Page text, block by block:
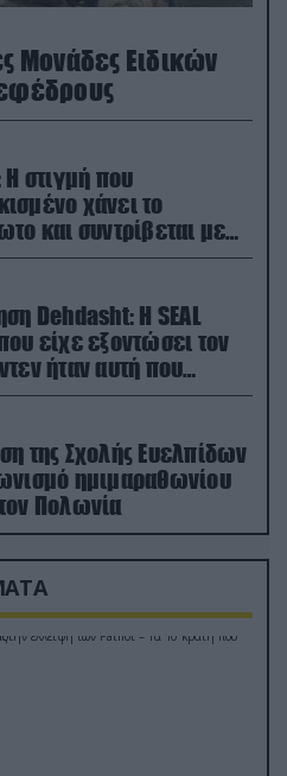
Μονάδες Ειδικών
Η στιγμή που
χάνει το
και συντρίβεται με
έδαφος (βίντεο)
Dehdasht: Η SEAL
είχε εξοντώσει τον
ήταν αυτή που
πιλότο του F-15
της Σχολής Ευελπίδων
ημιμαραθωνίου
Πολωνία